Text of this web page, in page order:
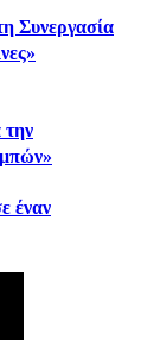
Συνεργασία
την
έναν